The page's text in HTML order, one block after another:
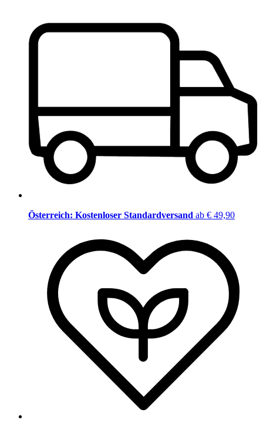
Österreich: Kostenloser Standardversand ab € 49,90